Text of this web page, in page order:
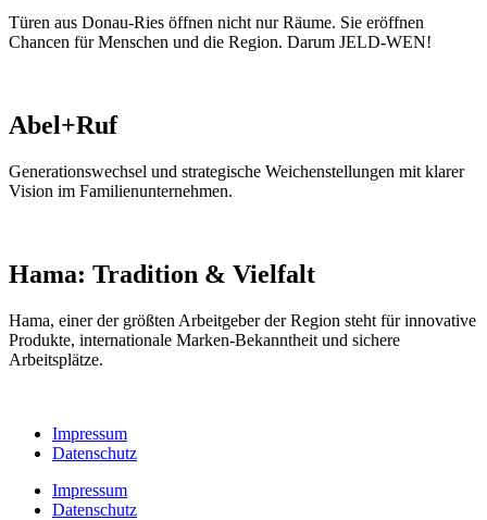
Türen aus Donau-Ries öffnen nicht nur Räume. Sie eröffnen
Chancen für Menschen und die Region. Darum JELD-WEN!
Abel+Ruf
Generationswechsel und strategische Weichenstellungen mit klarer
Vision im Familienunternehmen.
Hama: Tradition & Vielfalt
Hama, einer der größten Arbeitgeber der Region steht für innovative
Produkte, internationale Marken-Bekanntheit und sichere
Arbeitsplätze.
Impressum
Datenschutz
Impressum
Datenschutz